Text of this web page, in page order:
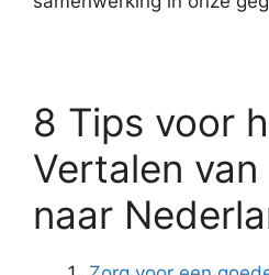
8 Tips voor
Vertalen van
naar